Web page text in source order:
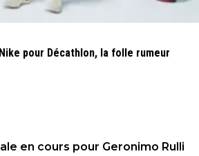
pour Décathlon, la folle rumeur
en cours pour Geronimo Rulli